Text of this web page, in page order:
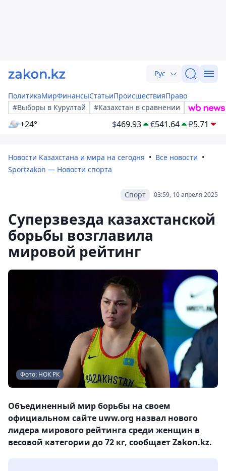
Рус
ПолитикаМирФинансыСтатьиПроисшествияПраво
#Выборы в Курултай
#Казахстан в сравнении
+24° $469.93 €541.64 ₽5.71
Новости Казахстана и мира на сегодня
Все новости
Sportzakon — Новости спорта
03:59, 10 апреля 2025
Спорт
Суперзвезда казахстанской
борьбы возглавила
мировой рейтинг
Фото: НОК РК
Объединенный мир борьбы на своем
официальном сайте uww.org назвал нового
лидера мирового рейтинга среди женщин в
весовой категории до 72 кг, сообщает Zakon.kz.